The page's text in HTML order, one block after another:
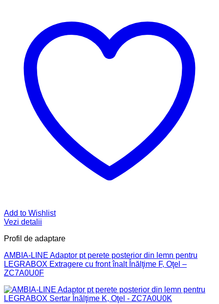
Add to Wishlist
Vezi detalii
Profil de adaptare
AMBIA-LINE Adaptor pt perete posterior din lemn pentru
LEGRABOX Extragere cu front înalt Înălţime F, Oţel –
ZC7A0U0F